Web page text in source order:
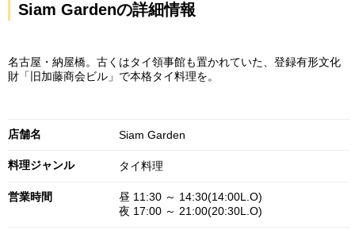
Siam Gardenの詳細情報
名古屋・納屋橋。古くはタイ領事館も置かれていた、登録有形文化
財「旧加藤商会ビル」で本格タイ料理を。
店舗名 Siam Garden
料理ジャンル タイ料理
営業時間
昼 11:30 ～ 14:30(14:00L.O)
夜 17:00 ～ 21:00(20:30L.O)